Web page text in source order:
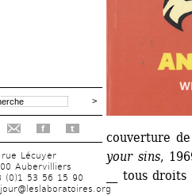
f t
Lécuyer
Aubervilliers
(0)1 53 56 15 90
couverture
your sins,
__ tous